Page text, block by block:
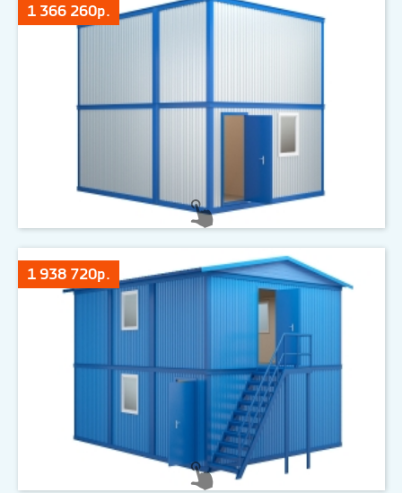
1 366 260р.
1 938 720р.